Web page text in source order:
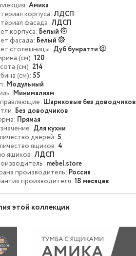
Амика
корпуса: ЛДСП
фасада: ЛДСП
корпуса: Белый
фасада: Белый
столешницы: Дуб бунратти
(см): 120
(см): 214
(см): 55
Модульный
Минимализм
Шариковые без доводчиков
Без доводчиков
Прямая
Для кухни
дверей: 5
ящиков: 4
ящиков: ЛДСП
mebel.store
производитель: Россия
производителя: 18 месяцев
этой коллекции